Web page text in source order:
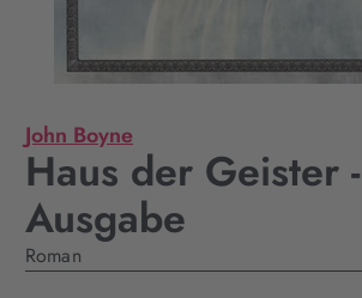
John Boyne
Haus der Geister
Ausgabe
Roman